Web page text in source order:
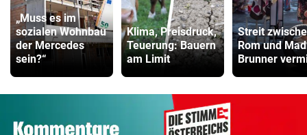
„Muss es im
sozialen Wohnbau
der Mercedes
sein?“
Klima, Preisdruck,
Teuerung: Bauern
am Limit
Streit
Rom und
Brunner